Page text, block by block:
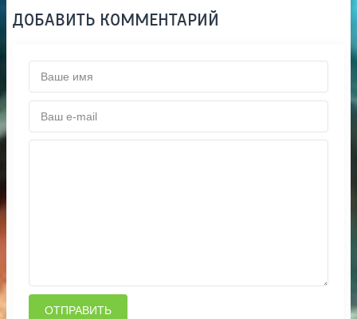
ДОБАВИТЬ КОММЕНТАРИЙ
ОТПРАВИТЬ